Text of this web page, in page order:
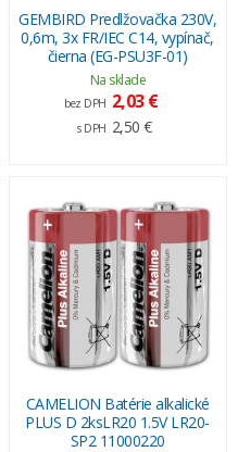
GEMBIRD Predlžovačka 230V,
0,6m, 3x FR/IEC C14, vypínač,
čierna (EG-PSU3F-01)
Na sklade
bez DPH 2,03 €
s DPH 2,50 €
CAMELION Batérie alkalické
PLUS D 2ksLR20 1.5V LR20-
SP2 11000220